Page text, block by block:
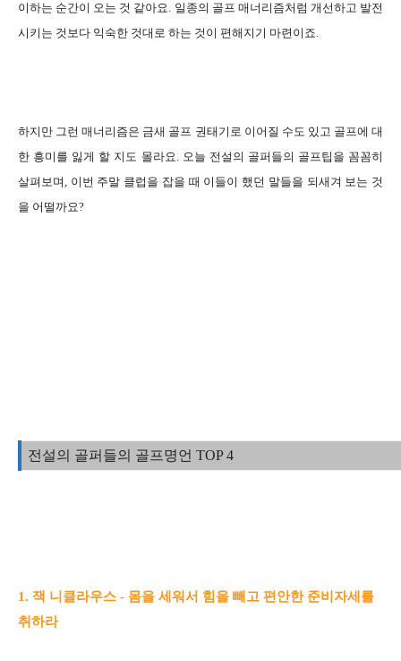
이하는 순간이 오는 것 같아요. 일종의 골프 매너리즘처럼 개선하고 발전
시키는 것보다 익숙한 것대로 하는 것이 편해지기 마련이죠.
하지만 그런 매너리즘은 금새 골프 권태기로 이어질 수도 있고 골프에 대
한 흥미를 잃게 할 지도 몰라요. 오늘 전설의 골퍼들의 골프팁을 꼼꼼히
살펴보며, 이번 주말 클럽을 잡을 때 이들이 했던 말들을 되새겨 보는 것
을 어떨까요?
전설의 골퍼들의 골프명언 TOP 4
1. 잭 니클라우스 - 몸을 세워서 힘을 빼고 편안한 준비자세를
취하라